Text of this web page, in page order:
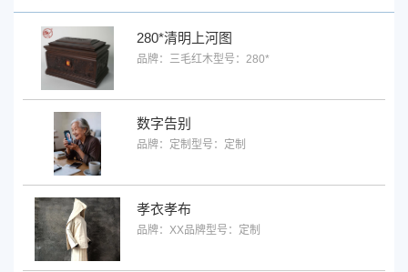
280*清明上河图
品牌：三毛红木型号：280*
数字告别
品牌：定制 型号：定制
孝衣孝布
品牌：XX品牌型号：定制